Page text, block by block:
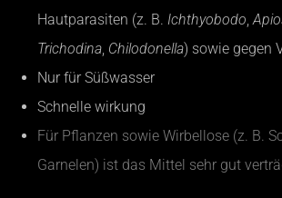
Hautparasiten (z. B. Ichthyobodo
Trichodina Chilodonella) sowie gegen
Nur für Süßwasser
Schnelle wirkung
Für Pflanzen sowie Wirbellose (z. B.
Garnelen) ist das Mittel sehr gut